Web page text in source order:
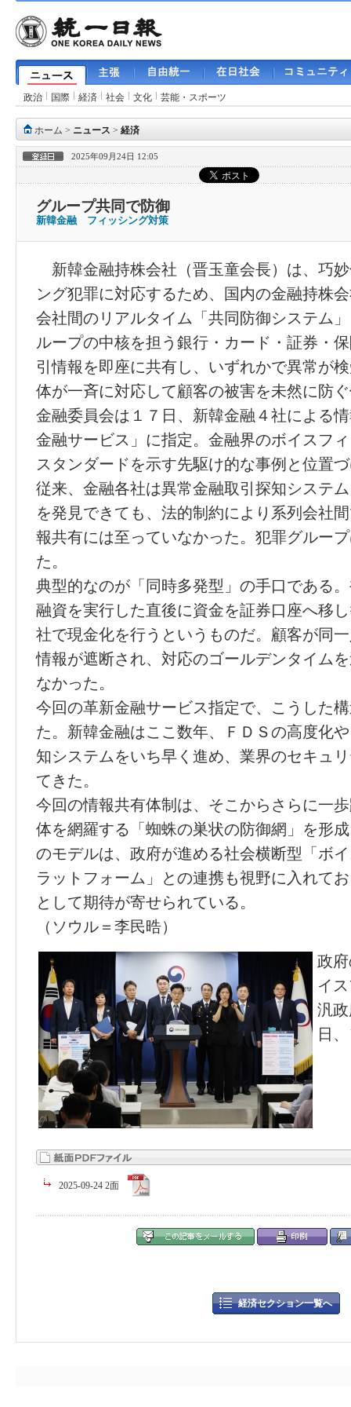
政治 国際 経済 社会 文化 芸能・スポーツ
ホーム > ニュース > 経済
2025年09月24日 12:05
グループ共同で防御
新韓金融 フィッシング対策
新韓金融持株会社（晋玉童会長）は、巧
ング犯罪に対応するため、国内の金融持株
会社間のリアルタイム「共同防御システム
ループの中核を担う銀行・カード・証券・
引情報を即座に共有し、いずれかで異常が
体が一斉に対応して顧客の被害を未然に防
金融委員会は１７日、新韓金融４社による
金融サービス」に指定。金融界のボイスフ
スタンダードを示す先駆け的な事例と位置
従来、金融各社は異常金融取引探知システ
を発見できても、法的制約により系列会社
報共有には至っていなかった。犯罪グルー
た。
典型的なのが「同時多発型」の手口である
融資を実行した直後に資金を証券口座へ移
社で現金化を行うというものだ。顧客が同
情報が遮断され、対応のゴールデンタイム
なかった。
今回の革新金融サービス指定で、こうした
た。新韓金融はここ数年、ＦＤＳの高度化
知システムをいち早く進め、業界のセキュ
てきた。
今回の情報共有体制は、そこからさらに一
体を網羅する「蜘蛛の巣状の防御網」を形
のモデルは、政府が進める社会横断型「ボ
ラットフォーム」との連携も視野に入れて
として期待が寄せられている。
（ソウル＝李民晧）
政
イ
汎
日
2025-09-24 2面
経済セクション一覧へ